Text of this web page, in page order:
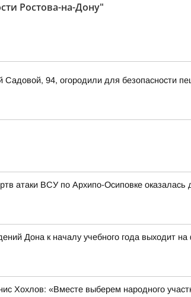
Ростова-на-Дону"
Садовой, 94, огородили для безопасности
атаки ВСУ по Архипо-Осиповке
Дона к началу учебного года выходит
Хохлов: «Вместе выберем народного